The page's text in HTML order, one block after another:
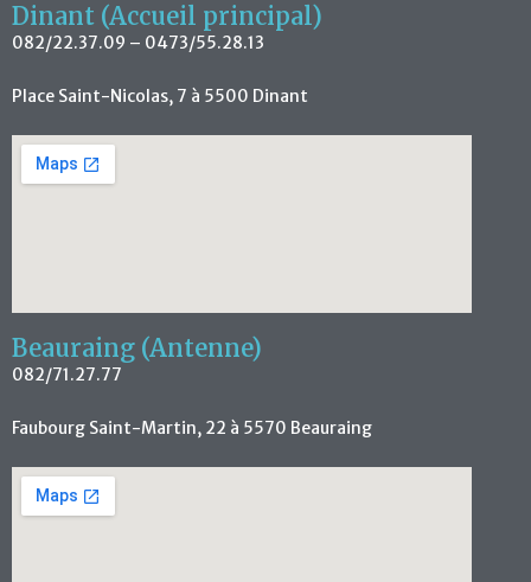
Dinant (Accueil principal)
082/22.37.09 – 0473/55.28.13
Place Saint-Nicolas, 7 à 5500 Dinant
Beauraing (Antenne)
082/71.27.77
Faubourg Saint-Martin, 22 à 5570 Beauraing